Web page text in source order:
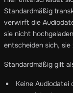
Standardmäßig
verwirft die
sie nicht
entscheiden sich, sie
Standardmäßig gilt
Keine Audiodatei